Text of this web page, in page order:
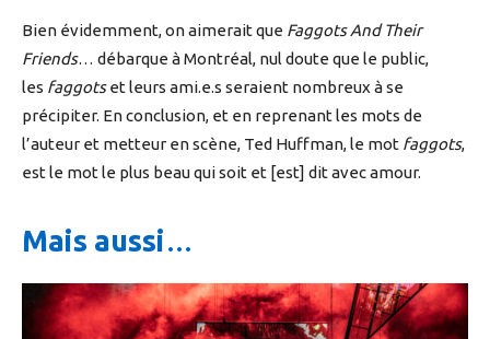
Bien évidemment, on aimerait que Faggots And Their
Friends… débarque à Montréal, nul doute que le public,
les faggotset leurs ami.e.s seraient nombreux à se
précipiter. En conclusion, et en reprenant les mots de
l’auteur et metteur en scène, Ted Huffman, le mot faggots,
est le mot le plus beau qui soit et [est] dit avec amour.
Mais aussi…